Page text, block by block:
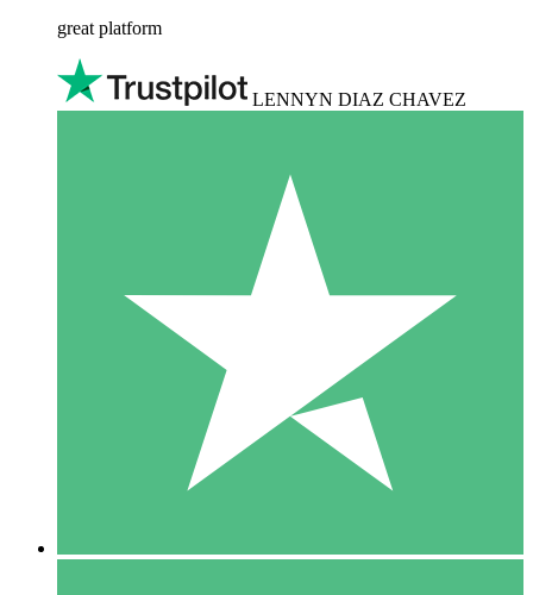
great platform
LENNYN DIAZ CHAVEZ